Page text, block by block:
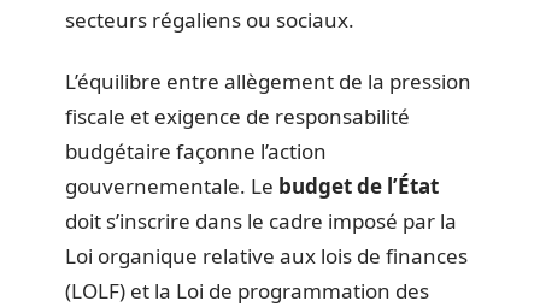
secteurs régaliens ou sociaux.
L’équilibre entre allègement de la pression
fiscale et exigence de responsabilité
budgétaire façonne l’action
gouvernementale. Le budget de l’État
doit s’inscrire dans le cadre imposé par la
Loi organique relative aux lois de finances
(LOLF) et la Loi de programmation des